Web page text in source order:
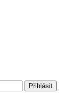
Přihlásit